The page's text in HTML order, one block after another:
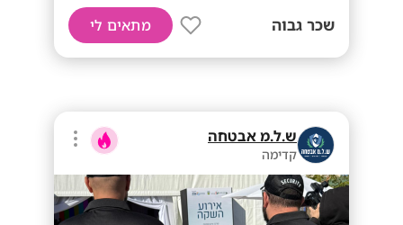
שכר גבוה מתאים לי
ש.ל.מ אבטחה
קדימה